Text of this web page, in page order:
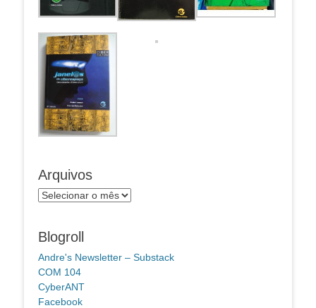
Arquivos
Arquivos
Blogroll
Andre's Newsletter – Substack
COM 104
CyberANT
Facebook